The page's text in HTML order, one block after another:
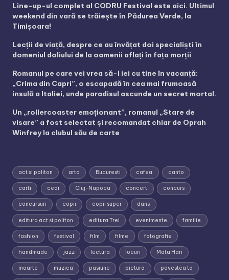
Line-up-ul complet al CODRU Festival este aici. Ultimul
weekend din vară se trăiește în Pădurea Verde, la
Timișoara!
Lecții de viață, despre ce au învățat doi specialiști în
domeniul doliului de la oamenii aflați în fața morții
Romanul pe care vei vrea să-l iei cu tine în vacanță:
„Crima din Capri”, o escapadă în cea mai frumoasă
insulă a Italiei, unde paradisul ascunde un secret mortal.
Un „rollercoaster emoționant”, romanul „Stare de
visare” a fost selectat și recomandat chiar de Oprah
Winfrey la clubul său de carte
act si politon arta Bucuresti cafea canto
carti ceai Cluj-Napoca concert concurs
concursuri copii copii super dans
editura act si politon editura Trei evenimente familie
fashion festival film filme fotografie
handmade jazz lectura locuri Mata Hari
moarte muzica pasiune pictura povestea ta